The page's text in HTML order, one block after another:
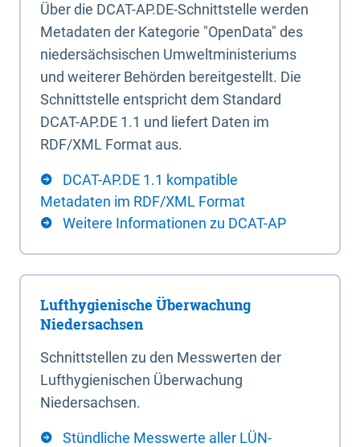
Über die DCAT-AP.DE-Schnittstelle werden
Metadaten der Kategorie "OpenData" des
niedersächsischen Umweltministeriums
und weiterer Behörden bereitgestellt. Die
Schnittstelle entspricht dem Standard
DCAT-AP.DE 1.1 und liefert Daten im
RDF/XML Format aus.
DCAT-AP.DE 1.1 kompatible
Metadaten im RDF/XML Format
Weitere Informationen zu DCAT-AP
Lufthygienische Überwachung
Niedersachsen
Schnittstellen zu den Messwerten der
Lufthygienischen Überwachung
Niedersachsen.
Stündliche Messwerte aller LÜN-